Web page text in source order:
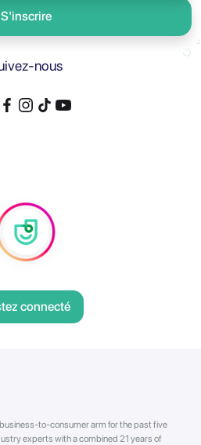
S'inscrire
nous
connecté
to-consumer arm for the past five
experts with a combined 21 years of